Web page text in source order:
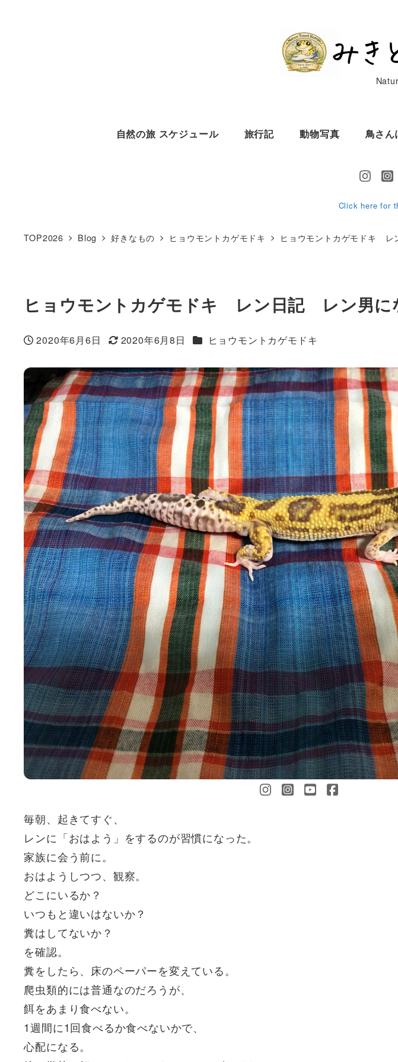
自然の旅 スケジュール 旅行記 動物写真 鳥さん
Click here for
TOP2026 Blog 好きなもの ヒョウモントカゲモドキ ヒョウモントカゲモドキ
ヒョウモントカゲモドキ レン日記 レン男に
投稿日
2020年6月6日
更新日
2020年6月8日 カテゴリー
ヒョウモントカゲモドキ
毎朝、起きてすぐ、
レンに「おはよう」をするのが習慣になった。
家族に会う前に。
おはようしつつ、観察。
どこにいるか？
いつもと違いはないか？
糞はしてないか？
を確認。
糞をしたら、床のペーパーを変えている。
爬虫類的には普通なのだろうが、
餌をあまり食べない。
1週間に1回食べるか食べないかで、
心配になる。